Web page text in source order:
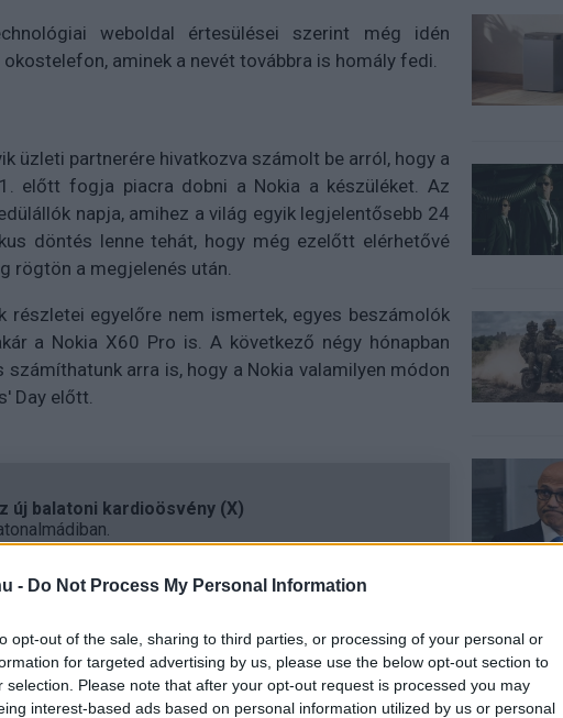
- Do Not Process My Personal Information
opt-out of the sale, sharing to third parties, or processing of your personal or
for targeted advertising by us, please use the below opt-out section to
selection. Please note that after your opt-out request is processed you may
interest-based ads based on personal information utilized by us or personal
weboldal értesülései szerint még idén
aminek a nevét továbbra is homály fedi.
üzleti partnerére hivatkozva számolt be arról, hogy a
előtt fogja piacra dobni a Nokia a készüléket. Az
napja, amihez a világ egyik legjelentősebb 24
döntés lenne tehát, hogy még ezelőtt elérhetővé
rögtön a megjelenés után.
részletei egyelőre nem ismertek, egyes beszámolók
a Nokia X60 Pro is. A következő négy hónapban
arra is, hogy a Nokia valamilyen módon
Day előtt.
új balatoni kardioösvény (X)